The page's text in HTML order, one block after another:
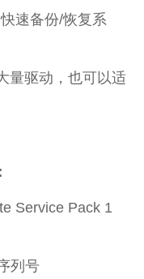
速备份/恢复系
量驱动，也可以适
Service Pack 1
列号